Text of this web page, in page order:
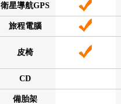
衛星導航GPS
旅程電腦
皮椅
CD
備胎架